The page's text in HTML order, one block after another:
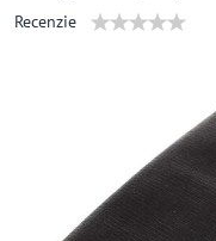
Recenzie